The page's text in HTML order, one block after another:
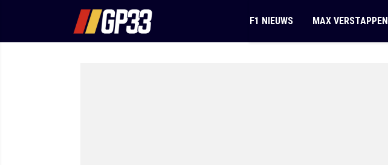
F1 NIEUWS MAX VERSTAPPEN